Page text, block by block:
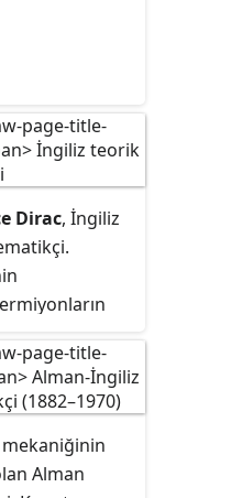
Dirac, İngiliz
olanak veren
denklemi
Nobel Fizik
ile
Alman